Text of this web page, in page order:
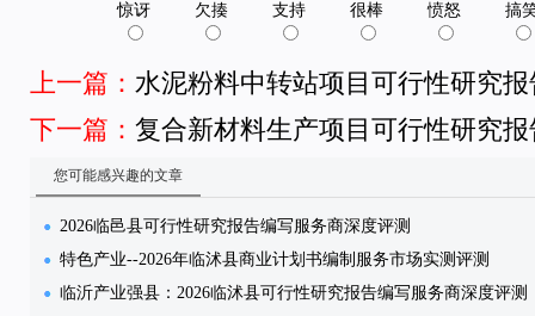
惊讶 欠揍 支持 很棒 愤怒 搞
上一篇： 水泥粉料中转站项目可行性研究
下一篇： 复合新材料生产项目可行性研究
您可能感兴趣的文章
2026临邑县可行性研究报告编写服务商深度评测
特色产业--2026年临沭县商业计划书编制服务市场实测评测
临沂产业强县：2026临沭县可行性研究报告编写服务商深度评测